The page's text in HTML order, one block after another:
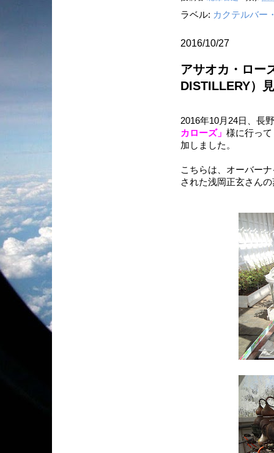
ラベル: カクテルバー
2016/10/27
アサオカ・ロー
DISTILLERY）
2016年10月24日、長
カローズ」 様に行って
加しました。
こちらは、オーバー
された浅岡正玄さん